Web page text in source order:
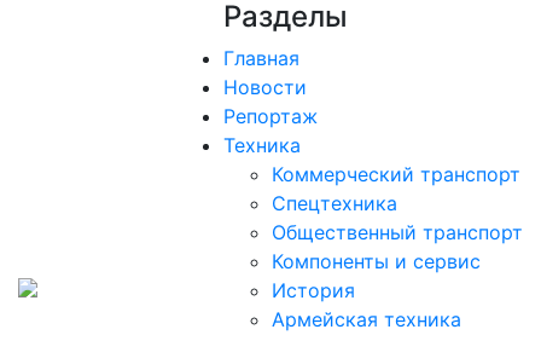
Разделы
Главная
Новости
Репортаж
Техника
Коммерческий транспорт
Спецтехника
Общественный транспорт
Компоненты и сервис
История
Армейская техника